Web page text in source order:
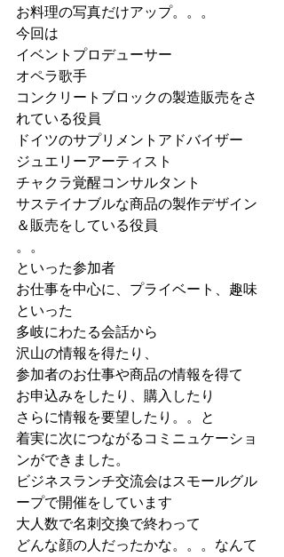
お料理の写真だけアップ。。。
今回は
イベントプロデューサー
オペラ歌手
コンクリートブロックの製造販売をさ
れている役員
ドイツのサプリメントアドバイザー
ジュエリーアーティスト
チャクラ覚醒コンサルタント
サステイナブルな商品の製作デザイン
＆販売をしている役員
。。
といった参加者
お仕事を中心に、プライベート、趣味
といった
多岐にわたる会話から
沢山の情報を得たり、
参加者のお仕事や商品の情報を得て
お申込みをしたり、購入したり
さらに情報を要望したり。。と
着実に次につながるコミニュケーショ
ンができました。
ビジネスランチ交流会はスモールグル
ープで開催をしています
大人数で名刺交換で終わって
どんな顔の人だったかな。。。なんて